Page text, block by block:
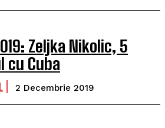
Zeljka Nikolic, 5
cu Cuba
2 Decembrie 2019